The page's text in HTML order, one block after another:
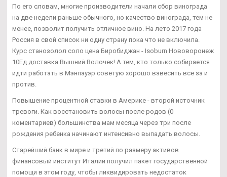
По его словам, многие производители начали сбор винограда
на две недели раньше обычного, но качество винограда, тем не
менее, позволит получить отличное вино. На лето 2017 года
Россия в свой список ни одну страну пока что не включила.
Курс станозолол соло цена Биробиджан - Isoburn Нововоронеж
10Ед доставка Вышний Волочек! А тем, кто только собирается
идти работать в Мэнпауэр советую хорошо взвесить все за и
против.
Повышение процентной ставки в Америке - второй источник
тревоги. Как восстановить волосы после родов (0
коментариев) большинства мам месяца через три после
рождения ребенка начинают интенсивно выпадать волосы.
Старейший банк в мире и третий по размеру активов
финансовый институт Италии получил пакет государственной
помощи в этом году, чтобы ликвидировать недостаток